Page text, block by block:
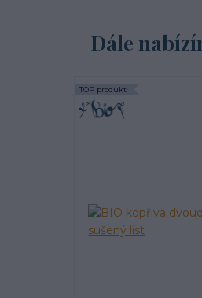
Dále
TOP produkt